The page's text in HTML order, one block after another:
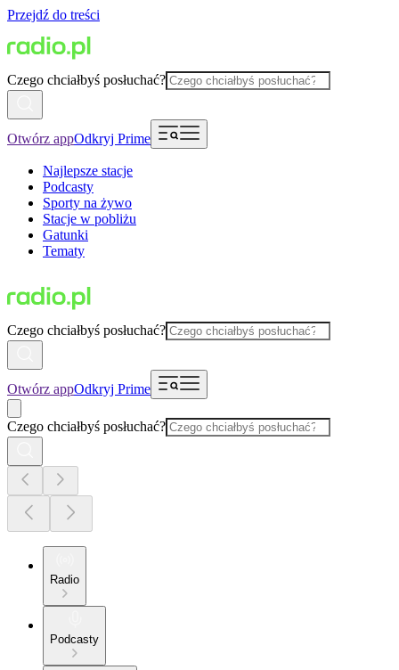
Przejdź do treści
Czego chciałbyś posłuchać?
Otwórz appOdkryj Prime
Najlepsze stacje
Podcasty
Sporty na żywo
Stacje w pobliżu
Gatunki
Tematy
Czego chciałbyś posłuchać?
Otwórz appOdkryj Prime
Czego chciałbyś posłuchać?
Radio
Podcasty